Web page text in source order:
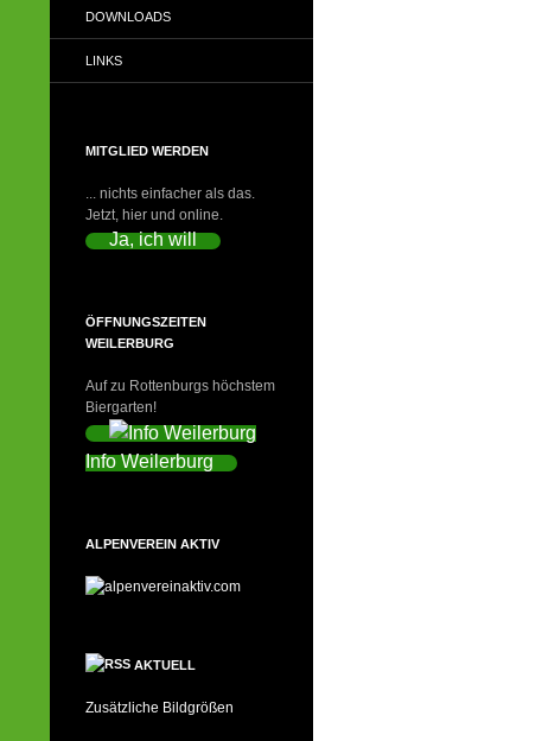
DOWNLOADS
LINKS
MITGLIED WERDEN
... nichts einfacher als das.
Jetzt, hier und online.
Ja, ich will
ÖFFNUNGSZEITEN
WEILERBURG
Auf zu Rottenburgs höchstem
Biergarten!
Info Weilerburg
ALPENVEREIN AKTIV
AKTUELL
Zusätzliche Bildgrößen